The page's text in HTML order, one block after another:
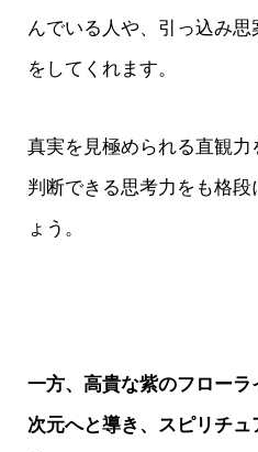
んでいる人や、引っ込み思
をしてくれます。
真実を見極められる直観
判断できる思考力をも格
ょう。
一方、高貴な紫のフロー
次元へと導き、スピリチ